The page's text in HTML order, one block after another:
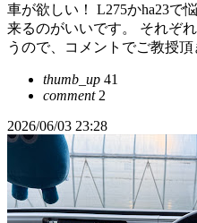
車が欲しい！ L275かha23で
来るのがいいです。 それぞ
うので、コメントでご教授
thumb_up 41
comment2
2026/06/03 23:28